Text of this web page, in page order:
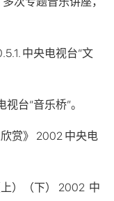
中央电视台“文
台“音乐桥”。
赏》 2002 中央电
）（下） 2002 中